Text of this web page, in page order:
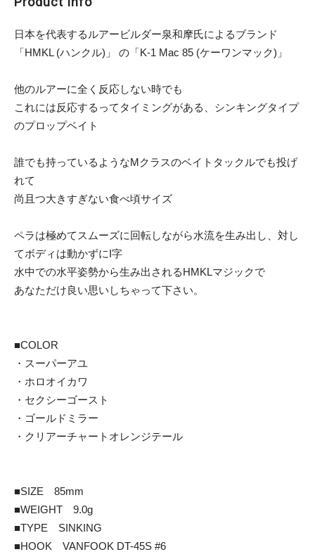
日本を代表するルアービルダー泉和摩氏によるブランド
「HMKL (ハンクル)」 の「K-1 Mac 85 (ケーワンマック)」
他のルアーに全く反応しない時でも
これには反応するってタイミングがある、シンキングタイプ
のプロップベイト
誰でも持っているようなMクラスのベイトタックルでも投げ
れて
尚且つ大きすぎない食べ頃サイズ
ペラは極めてスムーズに回転しながら水流を生み出し、対し
てボディは動かずにI字
水中での水平姿勢から生み出されるHMKLマジックで
あなただけ良い思いしちゃって下さい。
■COLOR
・スーパーアユ
・ホロオイカワ
・セクシーゴースト
・ゴールドミラー
・クリアーチャートオレンジテール
■SIZE 85mm
■WEIGHT 9.0g
■TYPE SINKING
■HOOK VANFOOK DT-45S #6